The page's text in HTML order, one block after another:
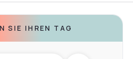
SIE IHREN TAG